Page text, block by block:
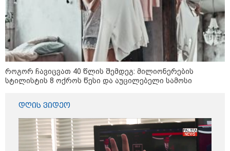
16:33 / 08-08-2026
"გიორგი ბარამიძემ რაღაც
არასწორად ჩამოაყალიბა,
მაგრამ ნამდვილად არ
ეკუთვნის წიხლი ივანიშვილის
ღალატზე დაფუძნებული
დიქტატურის მსახურებისგან" -
მიხეილ სააკაშვილი
ღალატი" - როგორ ეხმაურება
ნიკა გვარამია აგვისტოს ომთან
დაკავშირებით ირაკლი
კობახიძის განცხადებას?
როგორ ჩავიცვათ 40 წლის შემდეგ: მილიონერების
სტილისტის 8 ოქროს წესი და აუცილებელი სამოსი
დღის ვიდეო